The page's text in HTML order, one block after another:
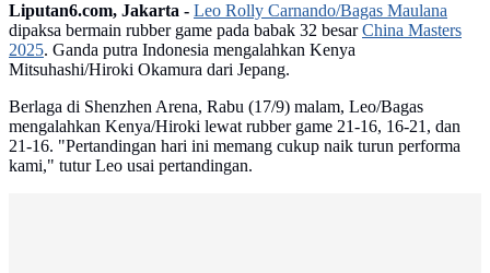
Liputan6.com, Jakarta - Leo Rolly Carnando/Bagas Maulana
dipaksa bermain rubber game pada babak 32 besarChina Masters
2025. Ganda putra Indonesia mengalahkan Kenya
Mitsuhashi/Hiroki Okamura dari Jepang.
Berlaga di Shenzhen Arena, Rabu (17/9) malam, Leo/Bagas
mengalahkan Kenya/Hiroki lewat rubber game 21-16, 16-21, dan
21-16. "Pertandingan hari ini memang cukup naik turun performa
kami," tutur Leo usai pertandingan.